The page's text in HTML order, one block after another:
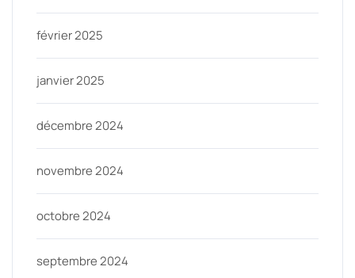
février 2025
janvier 2025
décembre 2024
novembre 2024
octobre 2024
septembre 2024